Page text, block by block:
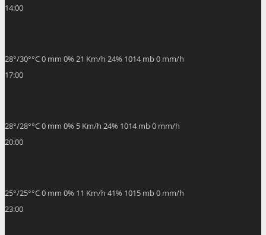
14:00
28°/30°°C0 mm 0% 21 Km/h 24% 1014 mb0 mm/h
17:00
28°/28°°C0 mm 0% 5 Km/h 24% 1014 mb0 mm/h
20:00
25°/25°°C0 mm 0% 11 Km/h 41% 1015 mb0 mm/h
23:00